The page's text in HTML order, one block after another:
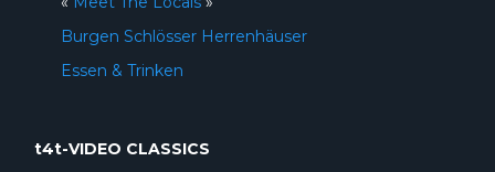
Burgen Schlösser Herrenhäuser
Essen & Trinken
t4t-VIDEO CLASSICS